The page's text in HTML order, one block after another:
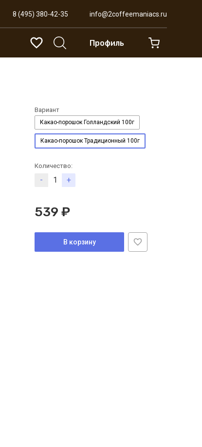
8 (495) 380-42-35 info@2coffeemaniacs.ru
Профиль
Вариант
Какао-порошок Голландский 100г
Какао-порошок Традиционный 100г
Количество:
- +
539 ₽
В корзину